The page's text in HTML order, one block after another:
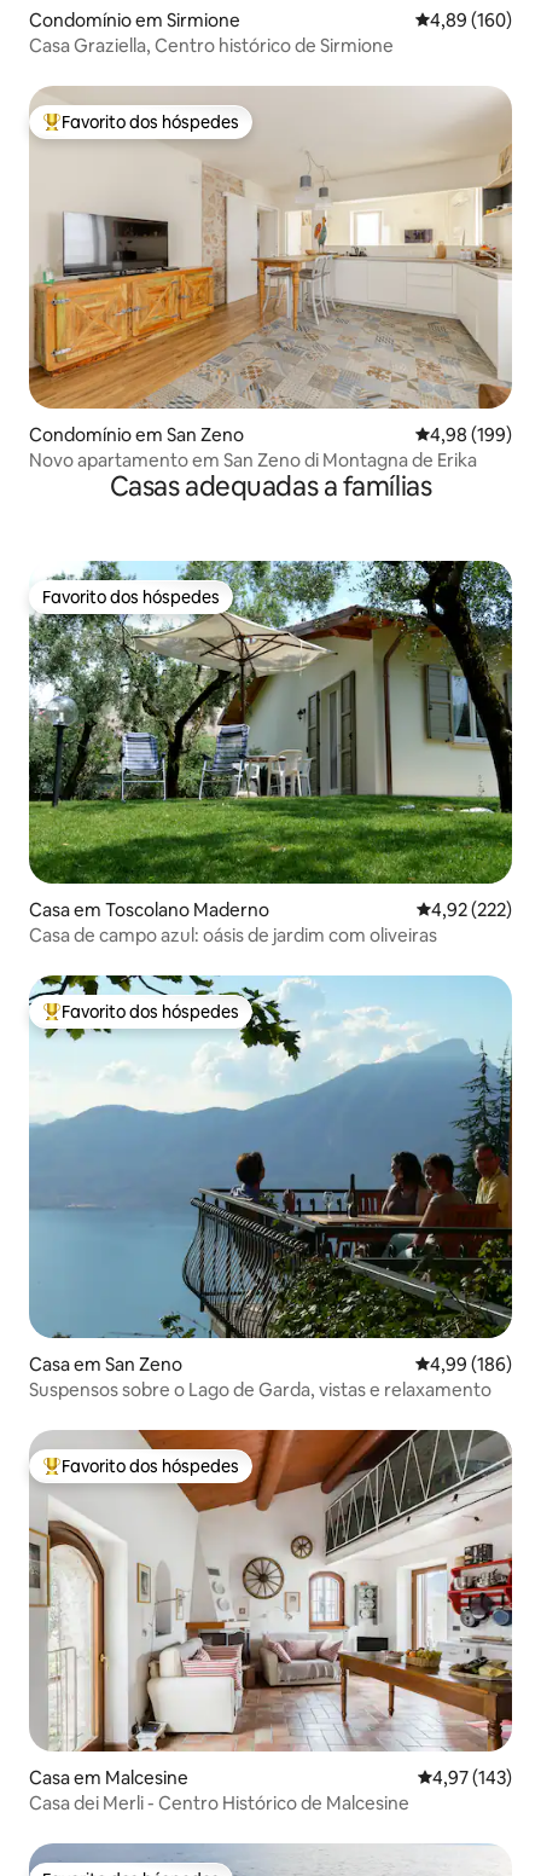
Condomínio em Sirmione Classificação
4,89 (160)
Casa Graziella, Centro histórico de Sirmione
Favoritos dos hóspedes mais apreciados
Favorito dos hóspedes
Condomínio em San Zeno Classificação
4,98 (199)
Novo apartamento em San Zeno di Montagna de Erika
Casas adequadas a famílias
Favorito dos hóspedes
Favorito dos hóspedes
Casa em Toscolano Maderno Classificação
4,92 (222)
Casa de campo azul: oásis de jardim com oliveiras
Favoritos dos hóspedes mais apreciados
Favorito dos hóspedes
Casa em San Zeno Classificação
4,99 (186)
Suspensos sobre o Lago de Garda, vistas e relaxamento
Favoritos dos hóspedes mais apreciados
Favorito dos hóspedes
Casa em Malcesine Classificação
4,97 (143)
Casa dei Merli - Centro Histórico de Malcesine